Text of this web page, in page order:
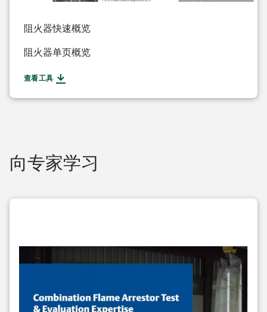
阻火器快速概览
阻火器单页概览
查看工具
向专家学习